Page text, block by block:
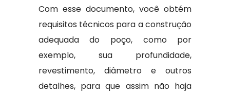
Com esse documento, você obtém
requisitos técnicos para a construção
adequada do poço, como por
exemplo, sua profundidade,
revestimento, diâmetro e outros
detalhes, para que assim não haja